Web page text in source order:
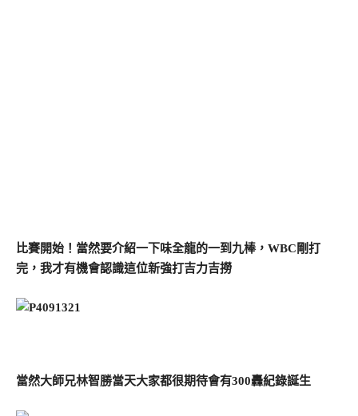
比賽開始！當然要介紹一下味全龍的一到九棒，WBC剛打
完，我才有機會認識這位新強打吉力吉撈
當然大師兄林智勝當天大家都很期待會有300轟紀錄誕生